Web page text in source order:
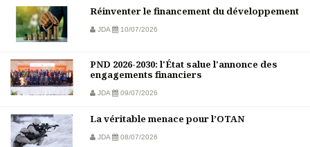
Réinventer le financement du développement
JDA 10/07/2026
PND 2026-2030: l'État salue l'annonce des
engagements financiers
JDA 09/07/2026
La véritable menace pour l’OTAN
JDA 08/07/2026